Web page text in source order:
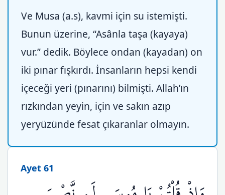
Ve Musa (a.s), kavmi için su istemişti.
Bunun üzerine, “Asânla taşa (kayaya)
vur.” dedik. Böylece ondan (kayadan) on
iki pınar fışkırdı. İnsanların hepsi kendi
içeceği yeri (pınarını) bilmişti. Allah’ın
rızkından yeyin, için ve sakın azıp
yeryüzünde fesat çıkaranlar olmayın.
Ayet 61